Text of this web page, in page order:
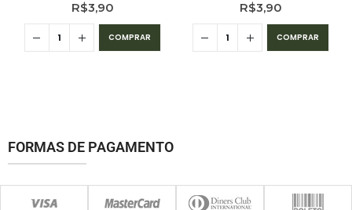
R$3,90
COMPRAR
R$3,90
COMPRAR
FORMAS DE PAGAMENTO